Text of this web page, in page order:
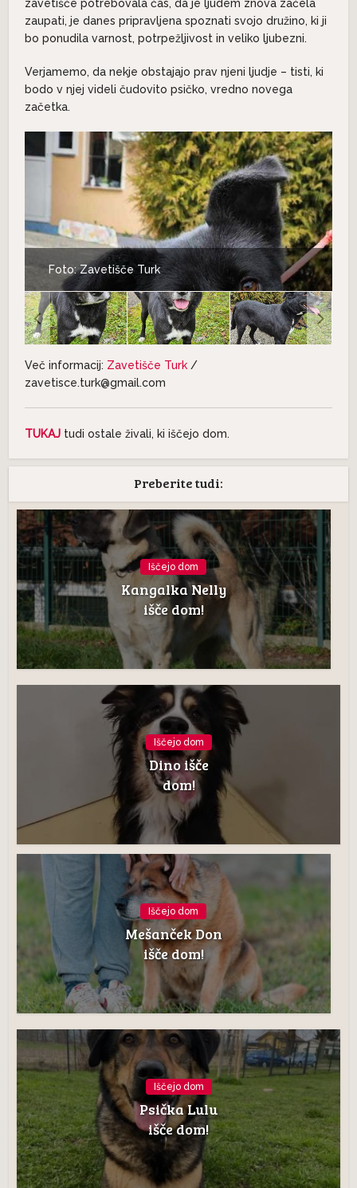
zavetišče potrebovala čas, da je ljudem znova začela
zaupati, je danes pripravljena spoznati svojo družino, ki ji
bo ponudila varnost, potrpežljivost in veliko ljubezni.
Verjamemo, da nekje obstajajo prav njeni ljudje – tisti, ki
bodo v njej videli čudovito psičko, vredno novega
začetka.
Foto: Zavetišče Turk
Več informacij: Zavetišče Turk /
zavetisce.turk@gmail.com
TUKAJ tudi ostale živali, ki iščejo dom.
Preberite tudi:
Iščejo dom
Kangalka Nelly
išče dom!
Iščejo dom
Dino išče
dom!
Iščejo dom
Mešanček Don
išče dom!
Iščejo dom
Psička Lulu
išče dom!